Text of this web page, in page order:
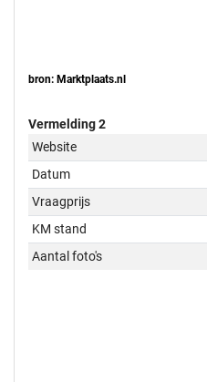
bron: Marktplaats.nl
Vermelding 2
Website
Datum
Vraagprijs
KM stand
Aantal foto's